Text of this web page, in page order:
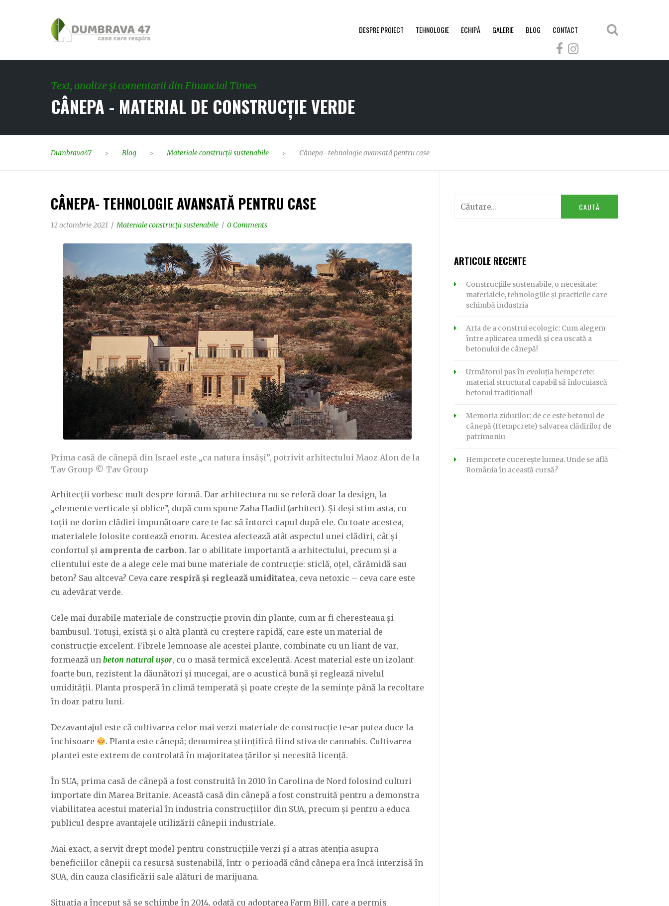
DESPRE PROIECT TEHNOLOGIE ECHIPĂ GALERIE BLOG CONTACT
Text, analize și comentarii din Financial Times
CÂNEPA - MATERIAL DE CONSTRUCȚIE VERDE
Dumbrava47 > Blog > Materiale construcții sustenabile > Cânepa- tehnologie avansată pentru case
CÂNEPA- TEHNOLOGIE AVANSATĂ PENTRU CASE
12 octombrie 2021 Materiale construcții sustenabile 0 Comments
Prima casă de cânepă din Israel este „ca natura insăși”, potrivit arhitectului Maoz Alon de la
Tav Group © Tav Group
Arhitecții vorbesc mult despre formă. Dar arhitectura nu se referă doar la design, la
„elemente verticale și oblice”, după cum spune Zaha Hadid (arhitect). Și deși stim asta, cu
toții ne dorim clădiri impunătoare care te fac să întorci capul după ele. Cu toate acestea,
materialele folosite contează enorm. Acestea afectează atât aspectul unei clădiri, cât și
confortul și amprenta de carbon. Iar o abilitate importantă a arhitectului, precum și a
clientului este de a alege cele mai bune materiale de contrucție: sticlă, oțel, cărămidă sau
beton? Sau altceva? Ceva care respiră și reglează umiditatea, ceva netoxic – ceva care este
cu adevărat verde.
Cele mai durabile materiale de construcție provin din plante, cum ar fi cheresteaua și
bambusul. Totuși, există și o altă plantă cu creștere rapidă, care este un material de
construcție excelent. Fibrele lemnoase ale acestei plante, combinate cu un liant de var,
formează un beton natural ușor, cu o masă termică excelentă. Acest material este un izolant
foarte bun, rezistent la dăunători și mucegai, are o acustică bună și reglează nivelul
umidității. Planta prosperă în climă temperată și poate crește de la semințe până la recoltare
în doar patru luni.
Dezavantajul este că cultivarea celor mai verzi materiale de construcție te-ar putea duce la
închisoare
. Planta este cânepă; denumirea științifică fiind stiva de cannabis. Cultivarea
plantei este extrem de controlată în majoritatea țărilor și necesită licență.
În SUA, prima casă de cânepă a fost construită în 2010 în Carolina de Nord folosind culturi
importate din Marea Britanie. Această casă din cânepă a fost construită pentru a demonstra
viabilitatea acestui material în industria construcțiilor din SUA, precum și pentru a educa
publicul despre avantajele utilizării cânepii industriale.
Mai exact, a servit drept model pentru construcțiile verzi și a atras atenția asupra
beneficiilor cânepii ca resursă sustenabilă, într-o perioadă când cânepa era încă interzisă în
SUA, din cauza clasificării sale alături de marijuana.
Situația a început să se schimbe în 2014, odată cu adoptarea Farm Bill, care a permis
Caută
după:
ARTICOLE RECENTE
Construcțiile sustenabile, o necesitate:
materialele, tehnologiile și practicile care
schimbă industria
Arta de a construi ecologic: Cum alegem
între aplicarea umedă și cea uscată a
betonului de cânepă!
Următorul pas în evoluția hempcrete:
material structural capabil să înlocuiască
betonul tradițional!
Memoria zidurilor: de ce este betonul de
cânepă (Hempcrete) salvarea clădirilor de
patrimoniu
Hempcrete cucerește lumea. Unde se află
România în această cursă?